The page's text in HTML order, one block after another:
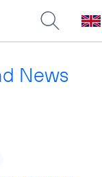
News